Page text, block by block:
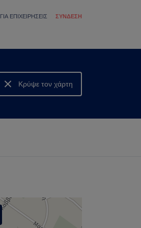
ΓΙΑ ΕΠΙΧΕΙΡΉΣΕΙΣ ΣΎΝΔΕΣΗ
Κρύψε τον χάρτη
Δες τον χάρτη